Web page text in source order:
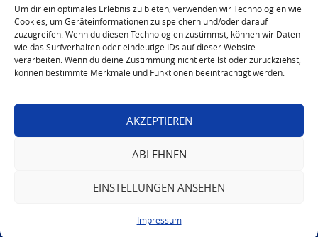
Um dir ein optimales Erlebnis zu bieten, verwenden wir Technologien wie
Cookies, um Geräteinformationen zu speichern und/oder darauf
zuzugreifen. Wenn du diesen Technologien zustimmst, können wir Daten
wie das Surfverhalten oder eindeutige IDs auf dieser Website
verarbeiten. Wenn du deine Zustimmung nicht erteilst oder zurückziehst,
können bestimmte Merkmale und Funktionen beeinträchtigt werden.
AKZEPTIEREN
ABLEHNEN
EINSTELLUNGEN ANSEHEN
Impressum
Louisenstraße 84
61348 Bad Homburg
Telefon:06172 - 66 28 00
Telefax: 06172 - 66 28 01
0171 - 691 67 67